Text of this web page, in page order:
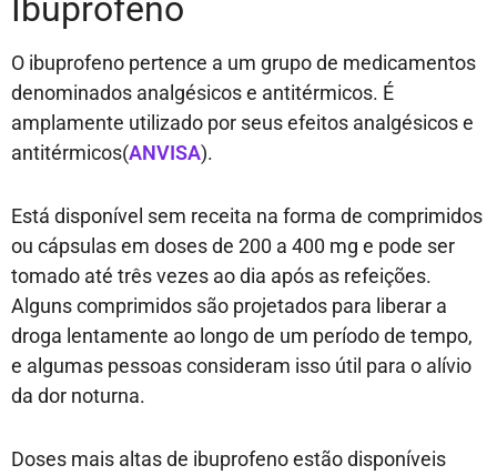
Ibuprofeno
O ibuprofeno pertence a um grupo de medicamentos
denominados analgésicos e antitérmicos. É
amplamente utilizado por seus efeitos analgésicos e
antitérmicos(ANVISA).
Está disponível sem receita na forma de comprimidos
ou cápsulas em doses de 200 a 400 mg e pode ser
tomado até três vezes ao dia após as refeições.
Alguns comprimidos são projetados para liberar a
droga lentamente ao longo de um período de tempo,
e algumas pessoas consideram isso útil para o alívio
da dor noturna.
Doses mais altas de ibuprofeno estão disponíveis